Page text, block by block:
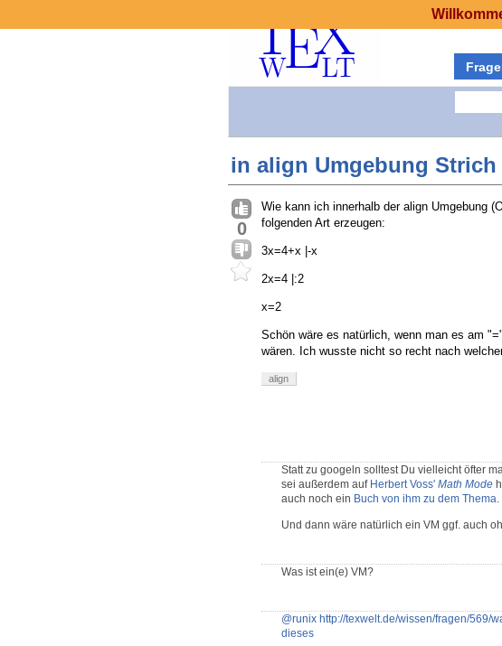
in align Umgebung
0
Wie kann ich innerhalb der align Umgebung
folgenden Art erzeugen:
3x=4+x |-x
2x=4 |:2
x=2
Schön wäre es natürlich, wenn man es am
wären. Ich wusste nicht so recht nach
align
Statt zu googeln solltest Du vielleicht öfter
sei außerdem auf Herbert Voss' Math Mode
auch noch ein Buch von ihm zu dem Thema.
Und dann wäre natürlich ein VM ggf. auch
Was ist ein(e) VM?
@runix http://texwelt.de/wissen/fragen/569/
dieses